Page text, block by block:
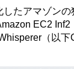
たアマゾン
EC2
（以